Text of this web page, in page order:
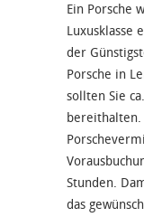
Ein Porsche
Luxusklasse
der
Porsche in
sollten Sie
Stunden.
das